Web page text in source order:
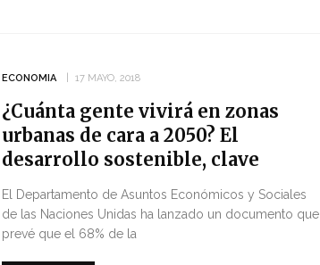
ECONOMIA 17 MAYO, 2018
¿Cuánta gente vivirá en zonas
urbanas de cara a 2050? El
desarrollo sostenible, clave
El Departamento de Asuntos Económicos y Sociales
de las Naciones Unidas ha lanzado un documento que
prevé que el 68% de la